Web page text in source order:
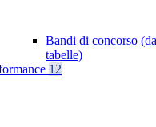
Bandi di concorso
tabelle)
12